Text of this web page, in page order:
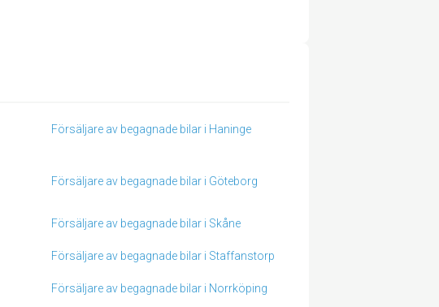
Försäljare av begagnade bilar i Haninge
Försäljare av begagnade bilar i Göteborg
Försäljare av begagnade bilar i Skåne
Försäljare av begagnade bilar i Staffanstorp
Försäljare av begagnade bilar i Norrköping